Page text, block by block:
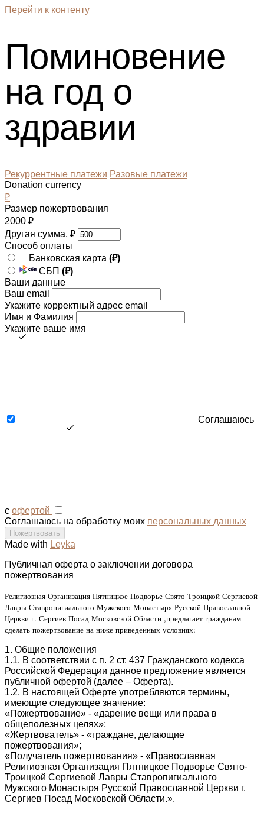
Перейти к контенту
Поминовение
на год о
здравии
Рекуррентные платежи Разовые платежи
Donation currency
₽
Размер пожертвования
2000 ₽
Другая сумма, ₽
Способ оплаты
Банковская карта (₽)
СБП (₽)
Ваши данные
Ваш email
Укажите корректный адрес email
Имя и Фамилия
Укажите ваше имя
Соглашаюсь
с офертой
Соглашаюсь на обработку моих персональных данных
Made with Leyka
Публичная оферта о заключении договора
пожертвования
Религиозная Организация Пятницкое Подворье Свято-Троицкой Сергиевой
Лавры Ставропигиального Мужского Монастыря Русской Православной
Церкви г. Сергиев Посад Московской Области ,предлагает гражданам
сделать пожертвование на ниже приведенных условиях:
1. Общие положения
1.1. В соответствии с п. 2 ст. 437 Гражданского кодекса
Российской Федерации данное предложение является
публичной офертой (далее – Оферта).
1.2. В настоящей Оферте употребляются термины,
имеющие следующее значение:
«Пожертвование» - «дарение вещи или права в
общеполезных целях»;
«Жертвователь» - «граждане, делающие
пожертвования»;
«Получатель пожертвования» - «Православная
Религиозная Организация Пятницкое Подворье Свято-
Троицкой Сергиевой Лавры Ставропигиального
Мужского Монастыря Русской Православной Церкви г.
Сергиев Посад Московской Области.».